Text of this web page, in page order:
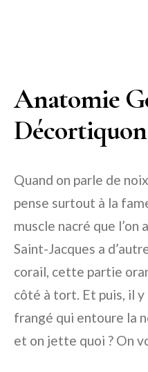
Anatomie
Quand on parle de
pense surtout à la
muscle nacré que l’on
Saint-Jacques a
corail, cette partie
côté à tort. Et puis, il y
frangé qui entoure la
et on jette quoi ? On